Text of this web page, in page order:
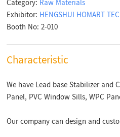
Category: Raw Materials
Exhibitor: HENGSHUI HOMART
Booth No: 2-010
Characteristic
We have Lead base Stabilizer and
Panel, PVC Window Sills, WPC
Our company can design and